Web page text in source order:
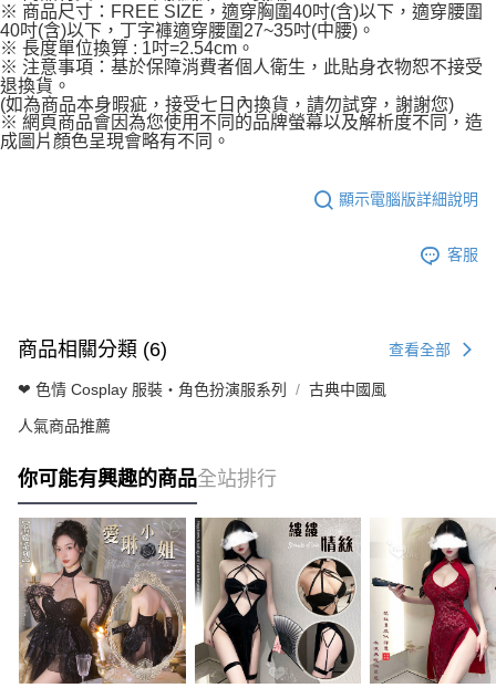
※ 商品尺寸：FREE SIZE，適穿胸圍40吋(含)以下，適穿腰圍
40吋(含)以下，丁字褲適穿腰圍27~35吋(中腰)。
※ 長度單位換算 : 1吋=2.54cm。
※ 注意事項：基於保障消費者個人衛生，此貼身衣物恕不接受
退換貨。
(如為商品本身暇疵，接受七日內換貨，請勿試穿，謝謝您)
※ 網頁商品會因為您使用不同的品牌螢幕以及解析度不同，造
成圖片顏色呈現會略有不同。
顯示電腦版詳細說明
客服
商品相關分類 (6) 查看全部
❤ 色情 Cosplay 服裝・角色扮演服系列 古典中國風
人氣商品推薦
你可能有興趣的商品全站排行